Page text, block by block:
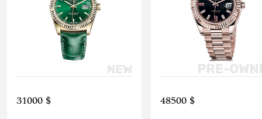
31000 $ 48500 $